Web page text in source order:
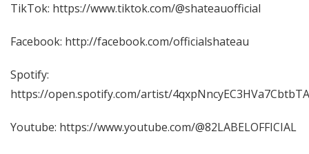
TikTok: https://www.tiktok.com/@shateauofficial
Facebook: http://facebook.com/officialshateau
Spotify:
https://open.spotify.com/artist/
Youtube: https://www.youtube.com/@82LABELOFFICIAL